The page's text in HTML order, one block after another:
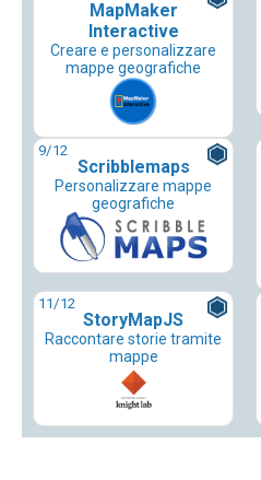
MapMaker
Interactive
Creare e personalizzare
mappe geografiche
9/12
Scribblemaps
Personalizzare mappe
geografiche
11/12
StoryMapJS
Raccontare storie tramite
mappe